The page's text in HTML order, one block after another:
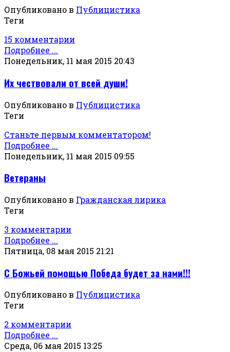
Опубликовано в Публицистика
Теги
15 комментарии
Подробнее ...
Понедельник, 11 мая 2015 20:43
Их чествовали от всей души!
Опубликовано в Публицистика
Теги
Станьте первым комментатором!
Подробнее ...
Понедельник, 11 мая 2015 09:55
Ветераны
Опубликовано в Гражданская лирика
Теги
3 комментарии
Подробнее ...
Пятница, 08 мая 2015 21:21
С Божьей помощью Победа будет за нами!!!
Опубликовано в Публицистика
Теги
2 комментарии
Подробнее ...
Среда, 06 мая 2015 13:25